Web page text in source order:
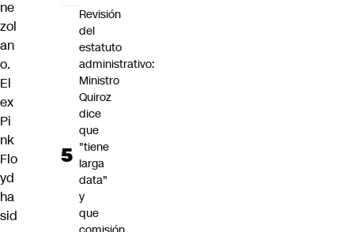
ne
zol
an
o.
El
ex
Pi
nk
Flo
yd
ha
sid
Revisión
del
estatuto
administrativo:
Ministro
Quiroz
dice
que
"tiene
larga
data"
y
que